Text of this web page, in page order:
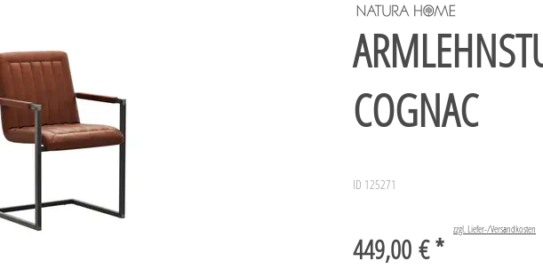
COGNAC
ID 125271
449,00 € *
zzgl. Liefer-/Versandkosten